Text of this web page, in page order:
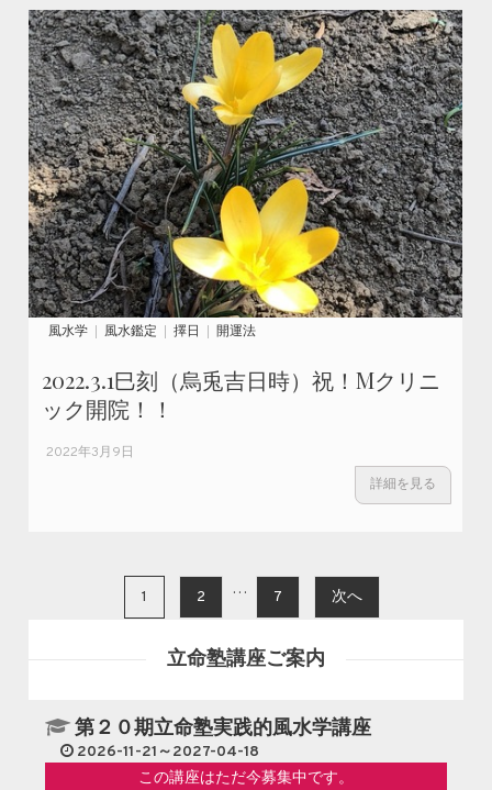
風水学 風水鑑定 擇日 開運法
2022.3.1巳刻（烏兎吉日時）祝！Mクリニ
ック開院！！
2022年3月9日
詳細を見る
投稿ナビゲーション
1 2 … 7 次へ
立命塾講座ご案内
第２０期立命塾実践的風水学講座
2026-11-21～2027-04-18
この講座はただ今募集中です。